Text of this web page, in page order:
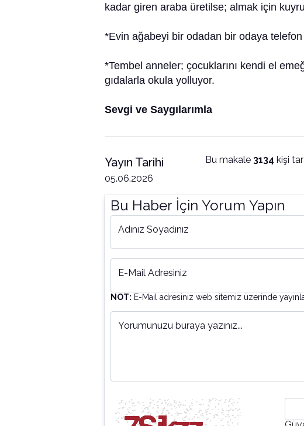
kadar giren araba üretilse; almak için
*Evin ağabeyi bir odadan bir odaya
*Tembel anneler; çocuklarını kendi el
gıdalarla okula yolluyor.
Sevgi ve Saygılarımla
Yayın Tarihi
05.06.2026
Bu makale 3134 kişi
Bu Haber İçin Yorum Yapın
Adınız Soyadınız
E-Mail Adresiniz
NOT: E-Mail adresiniz web sitemiz üzerinde
Yorumunuzu buraya yazınız...